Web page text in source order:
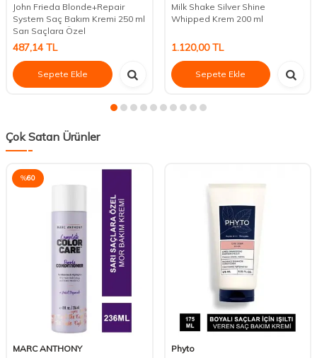
John Frieda Blonde+Repair
System Saç Bakım Kremi 250 ml
Sarı Saçlara Özel
487,14 TL
Sepete Ekle
Milk Shake Silver Shine
Whipped Krem 200 ml
1.120,00TL
Sepete Ekle
Çok Satan Ürünler
%60
MARC ANTHONY
Phyto